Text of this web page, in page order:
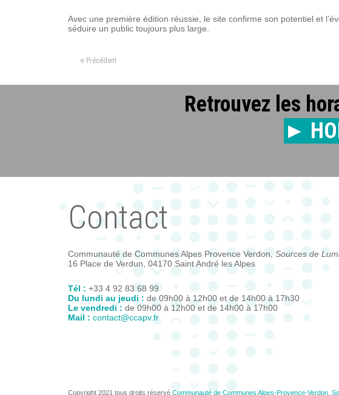
Avec une première édition réussie, le site confirme son potentiel et
séduire un public toujours plus large.
Précédent
Retrouvez les
►
Contact
Communauté de Communes Alpes Provence Verdon,Sources de
16 Place de Verdun, 04170 Saint André les Alpes
Tél : +33 4 92 83 68 99
Du lundi au jeudi : de 09h00 à 12h00 et de 14h00 à 17h30
Le vendredi : de 09h00 à 12h00 et de 14h00 à 17h00
Mail : contact@ccapv.fr
Copyright 2021 tous droits réservé Communauté de Communes Alpes-Provence-Verdon,